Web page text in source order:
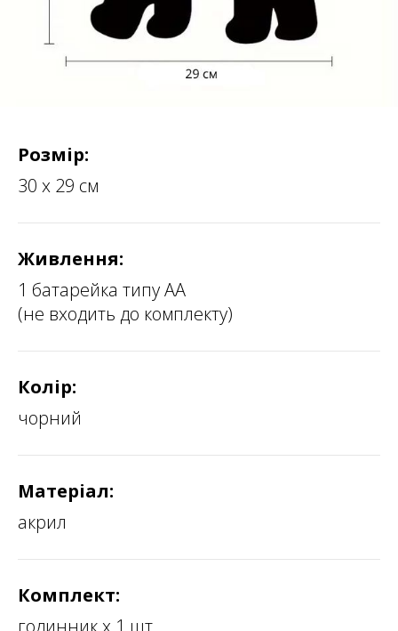
Розмір:
30 х 29 см
Живлення:
1 батарейка типу АА
(не входить до комплекту)
Колір:
чорний
Матеріал:
акрил
Комплект:
годинник х 1 шт